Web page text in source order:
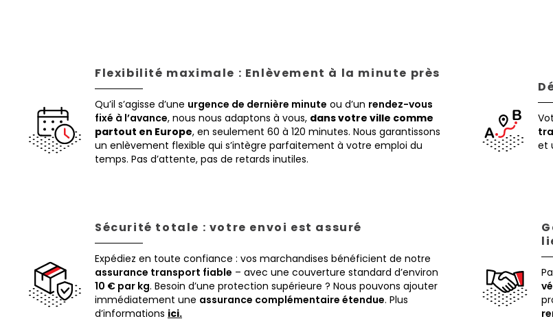
Flexibilité maximale : Enlèvement à la minute près
Qu’il s’agisse d’une urgence de dernière minute ou d’un rendez-vous
fixé à l’avance, nous nous adaptons à vous, dans votre ville comme
partout en Europe, en seulement 60 à 120 minutes. Nous garantissons
un enlèvement flexible qui s’intègre parfaitement à votre emploi du
temps. Pas d’attente, pas de retards inutiles.
et
Sécurité totale : votre envoi est assuré
Expédiez en toute confiance : vos marchandises bénéficient de notre
assurance transport fiable – avec une couverture standard d’environ
10 € par kg. Besoin d’une protection supérieure ? Nous pouvons ajouter
immédiatement une assurance complémentaire étendue. Plus
d’informations ici.